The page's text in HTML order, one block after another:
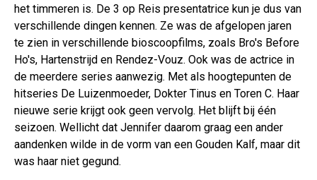
het timmeren is. De 3 op Reis presentatrice kun je dus van
verschillende dingen kennen. Ze was de afgelopen jaren
te zien in verschillende bioscoopfilms, zoals Bro's Before
Ho's, Hartenstrijd en Rendez-Vouz. Ook was de actrice in
de meerdere series aanwezig. Met als hoogtepunten de
hitseries De Luizenmoeder, Dokter Tinus en Toren C. Haar
nieuwe serie krijgt ook geen vervolg. Het blijft bij één
seizoen. Wellicht dat Jennifer daarom graag een ander
aandenken wilde in de vorm van een Gouden Kalf, maar dit
was haar niet gegund.